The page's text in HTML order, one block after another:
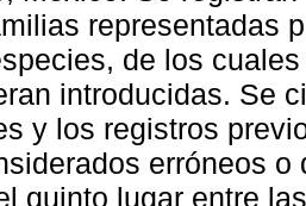
representadas
de los
introducidas. Se
y los registros
erróneos
quinto lugar entre